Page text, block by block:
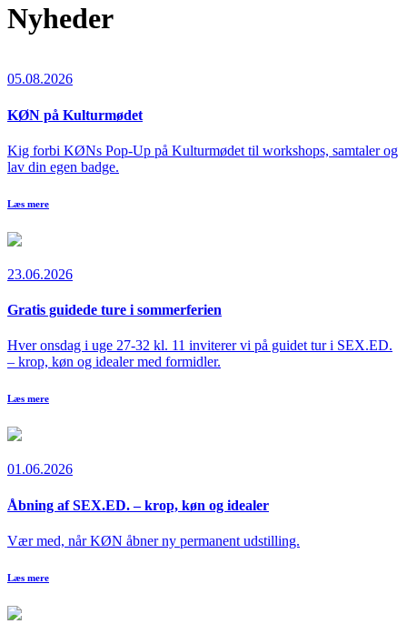
Nyheder
05.08.2026
KØN på Kulturmødet
Kig forbi KØNs Pop-Up på Kulturmødet til workshops, samtaler og
lav din egen badge.
Læs mere
23.06.2026
Gratis guidede ture i sommerferien
Hver onsdag i uge 27-32 kl. 11 inviterer vi på guidet tur i SEX.ED.
– krop, køn og idealer med formidler.
Læs mere
01.06.2026
Åbning af SEX.ED. – krop, køn og idealer
Vær med, når KØN åbner ny permanent udstilling.
Læs mere